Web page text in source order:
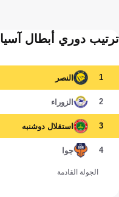
ترتيب دوري أبطال آسيا 2
1 النصر
2 الزوراء
3 استقلال دوشنبه
4 جوا
الجولة القادمة